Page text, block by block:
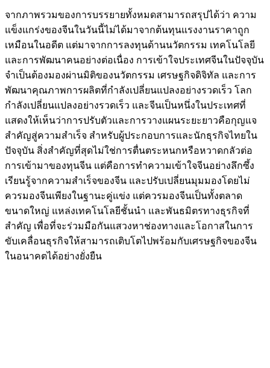
จากภาพรวมของการบรรยายทั้งหมดสามารถสรุปได้ว่า ความ
แข็งแกร่งของจีนในวันนี้ไม่ได้มาจากต้นทุนแรงงานราคาถูก
เหมือนในอดีต แต่มาจากการลงทุนด้านนวัตกรรม เทคโนโลยี
และการพัฒนาคนอย่างต่อเนื่อง การเข้าใจประเทศจีนในปัจจุบัน
จำเป็นต้องมองผ่านมิติของนวัตกรรม เศรษฐกิจดิจิทัล และการ
พัฒนาคุณภาพการผลิตที่กำลังเปลี่ยนแปลงอย่างรวดเร็ว โลก
กำลังเปลี่ยนแปลงอย่างรวดเร็ว และจีนเป็นหนึ่งในประเทศที่
แสดงให้เห็นว่าการปรับตัวและการวางแผนระยะยาวคือกุญแจ
สำคัญสู่ความสำเร็จ สำหรับผู้ประกอบการและนักธุรกิจไทยใน
ปัจจุบัน สิ่งสำคัญที่สุดไม่ใช่การตื่นตระหนกหรือหวาดกลัวต่อ
การเข้ามาของทุนจีน แต่คือการทำความเข้าใจจีนอย่างลึกซึ้ง
เรียนรู้จากความสำเร็จของจีน และปรับเปลี่ยนมุมมองโดยไม่
ควรมองจีนเพียงในฐานะคู่แข่ง แต่ควรมองจีนเป็นทั้งตลาด
ขนาดใหญ่ แหล่งเทคโนโลยีชั้นนำ และพันธมิตรทางธุรกิจที่
สำคัญ เพื่อที่จะร่วมมือกันแสวงหาช่องทางและโอกาสในการ
ขับเคลื่อนธุรกิจให้สามารถเติบโตไปพร้อมกับเศรษฐกิจของจีน
ในอนาคตได้อย่างยั่งยืน